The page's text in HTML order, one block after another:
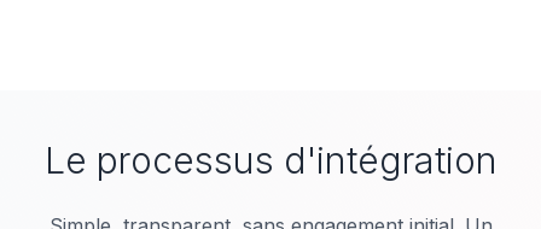
Le processus d'intégration